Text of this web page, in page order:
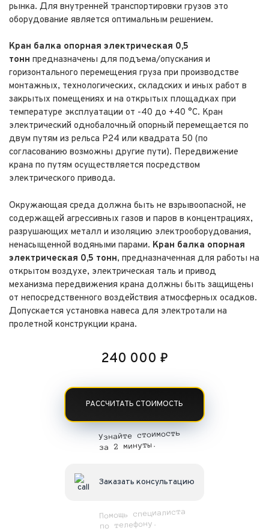
рынка. Для внутренней транспортировки грузов это
оборудование является оптимальным решением.
Кран балка опорная электрическая 0,5
тонн предназначены для подъема/опускания и
горизонтального перемещения груза при производстве
монтажных, технологических, складских и иных работ в
закрытых помещениях и на открытых площадках при
температуре эксплуатации от -40 до +40 °С. Кран
электрический однобалочный опорный перемещается по
двум путям из рельса Р24 или квадрата 50 (по
согласованию возможны другие пути). Передвижение
крана по путям осуществляется посредством
электрического привода.
Окружающая среда должна быть не взрывоопасной, не
содержащей агрессивных газов и паров в концентрациях,
разрушающих металл и изоляцию электрооборудования,
ненасыщенной водяными парами. Кран балка опорная
электрическая 0,5 тонн, предназначенная для работы на
открытом воздухе, электрическая таль и привод
механизма передвижения крана должны быть защищены
от непосредственного воздействия атмосферных осадков.
Допускается установка навеса для электротали на
пролетной конструкции крана.
240 000 ₽
РАССЧИТАТЬ СТОИМОСТЬ
Узнайте стоимость
за 2 минуты.
Заказать консультацию
Помощь специалиста
по телефону.